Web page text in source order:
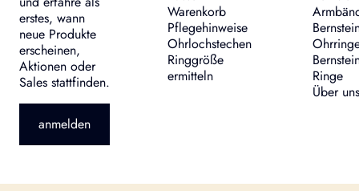
erstes, wann
neue Produkte
erscheinen,
Aktionen oder
Sales stattfinden.
anmelden
Warenkorb
Pflegehinweise
Ohrlochstechen
Ringgröße
ermitteln
Ringe
Über uns